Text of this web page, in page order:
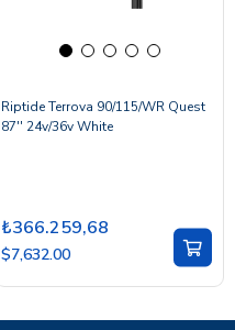
Riptide Terrova 90/115/WR Quest
87'' 24v/36v White
₺366.259,68
$7,632.00